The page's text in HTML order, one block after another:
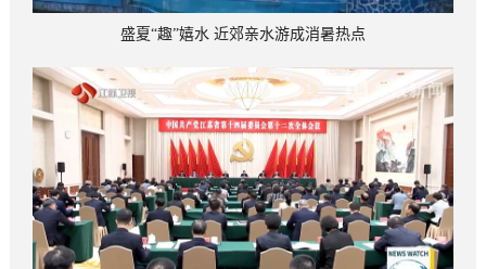
盛夏“趣”嬉水 近郊亲水游成消暑热点